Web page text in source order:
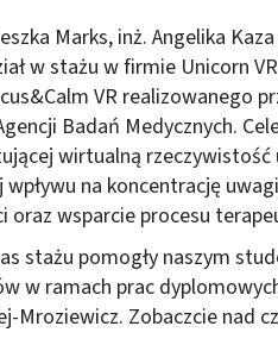
Marks, inż. Angelika
w stażu w firmie Unicorn
VR realizowanego
Badań Medycznych.
wirtualną rzeczywistość
na koncentrację
oraz wsparcie procesu
stażu pomogły naszym
w ramach prac
Mroziewicz. Zobaczcie nad